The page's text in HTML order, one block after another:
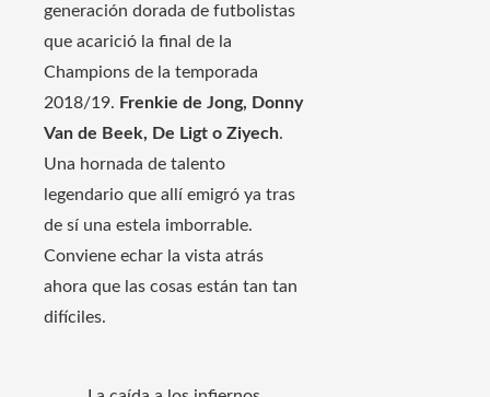
generación dorada de futbolistas
que acarició la final de la
Champions de la temporada
2018/19. Frenkie de Jong, Donny
Van de Beek, De Ligt o Ziyech.
Una hornada de talento
legendario que allí emigró ya tras
de sí una estela imborrable.
Conviene echar la vista atrás
ahora que las cosas están tan tan
difíciles.